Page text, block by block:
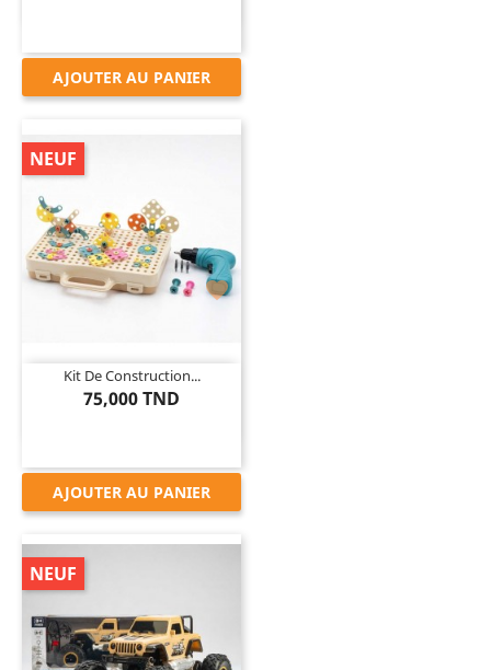
AJOUTER AU PANIER

Kit De Construction...
75,000 TND
NEUF
AJOUTER AU PANIER
NEUF